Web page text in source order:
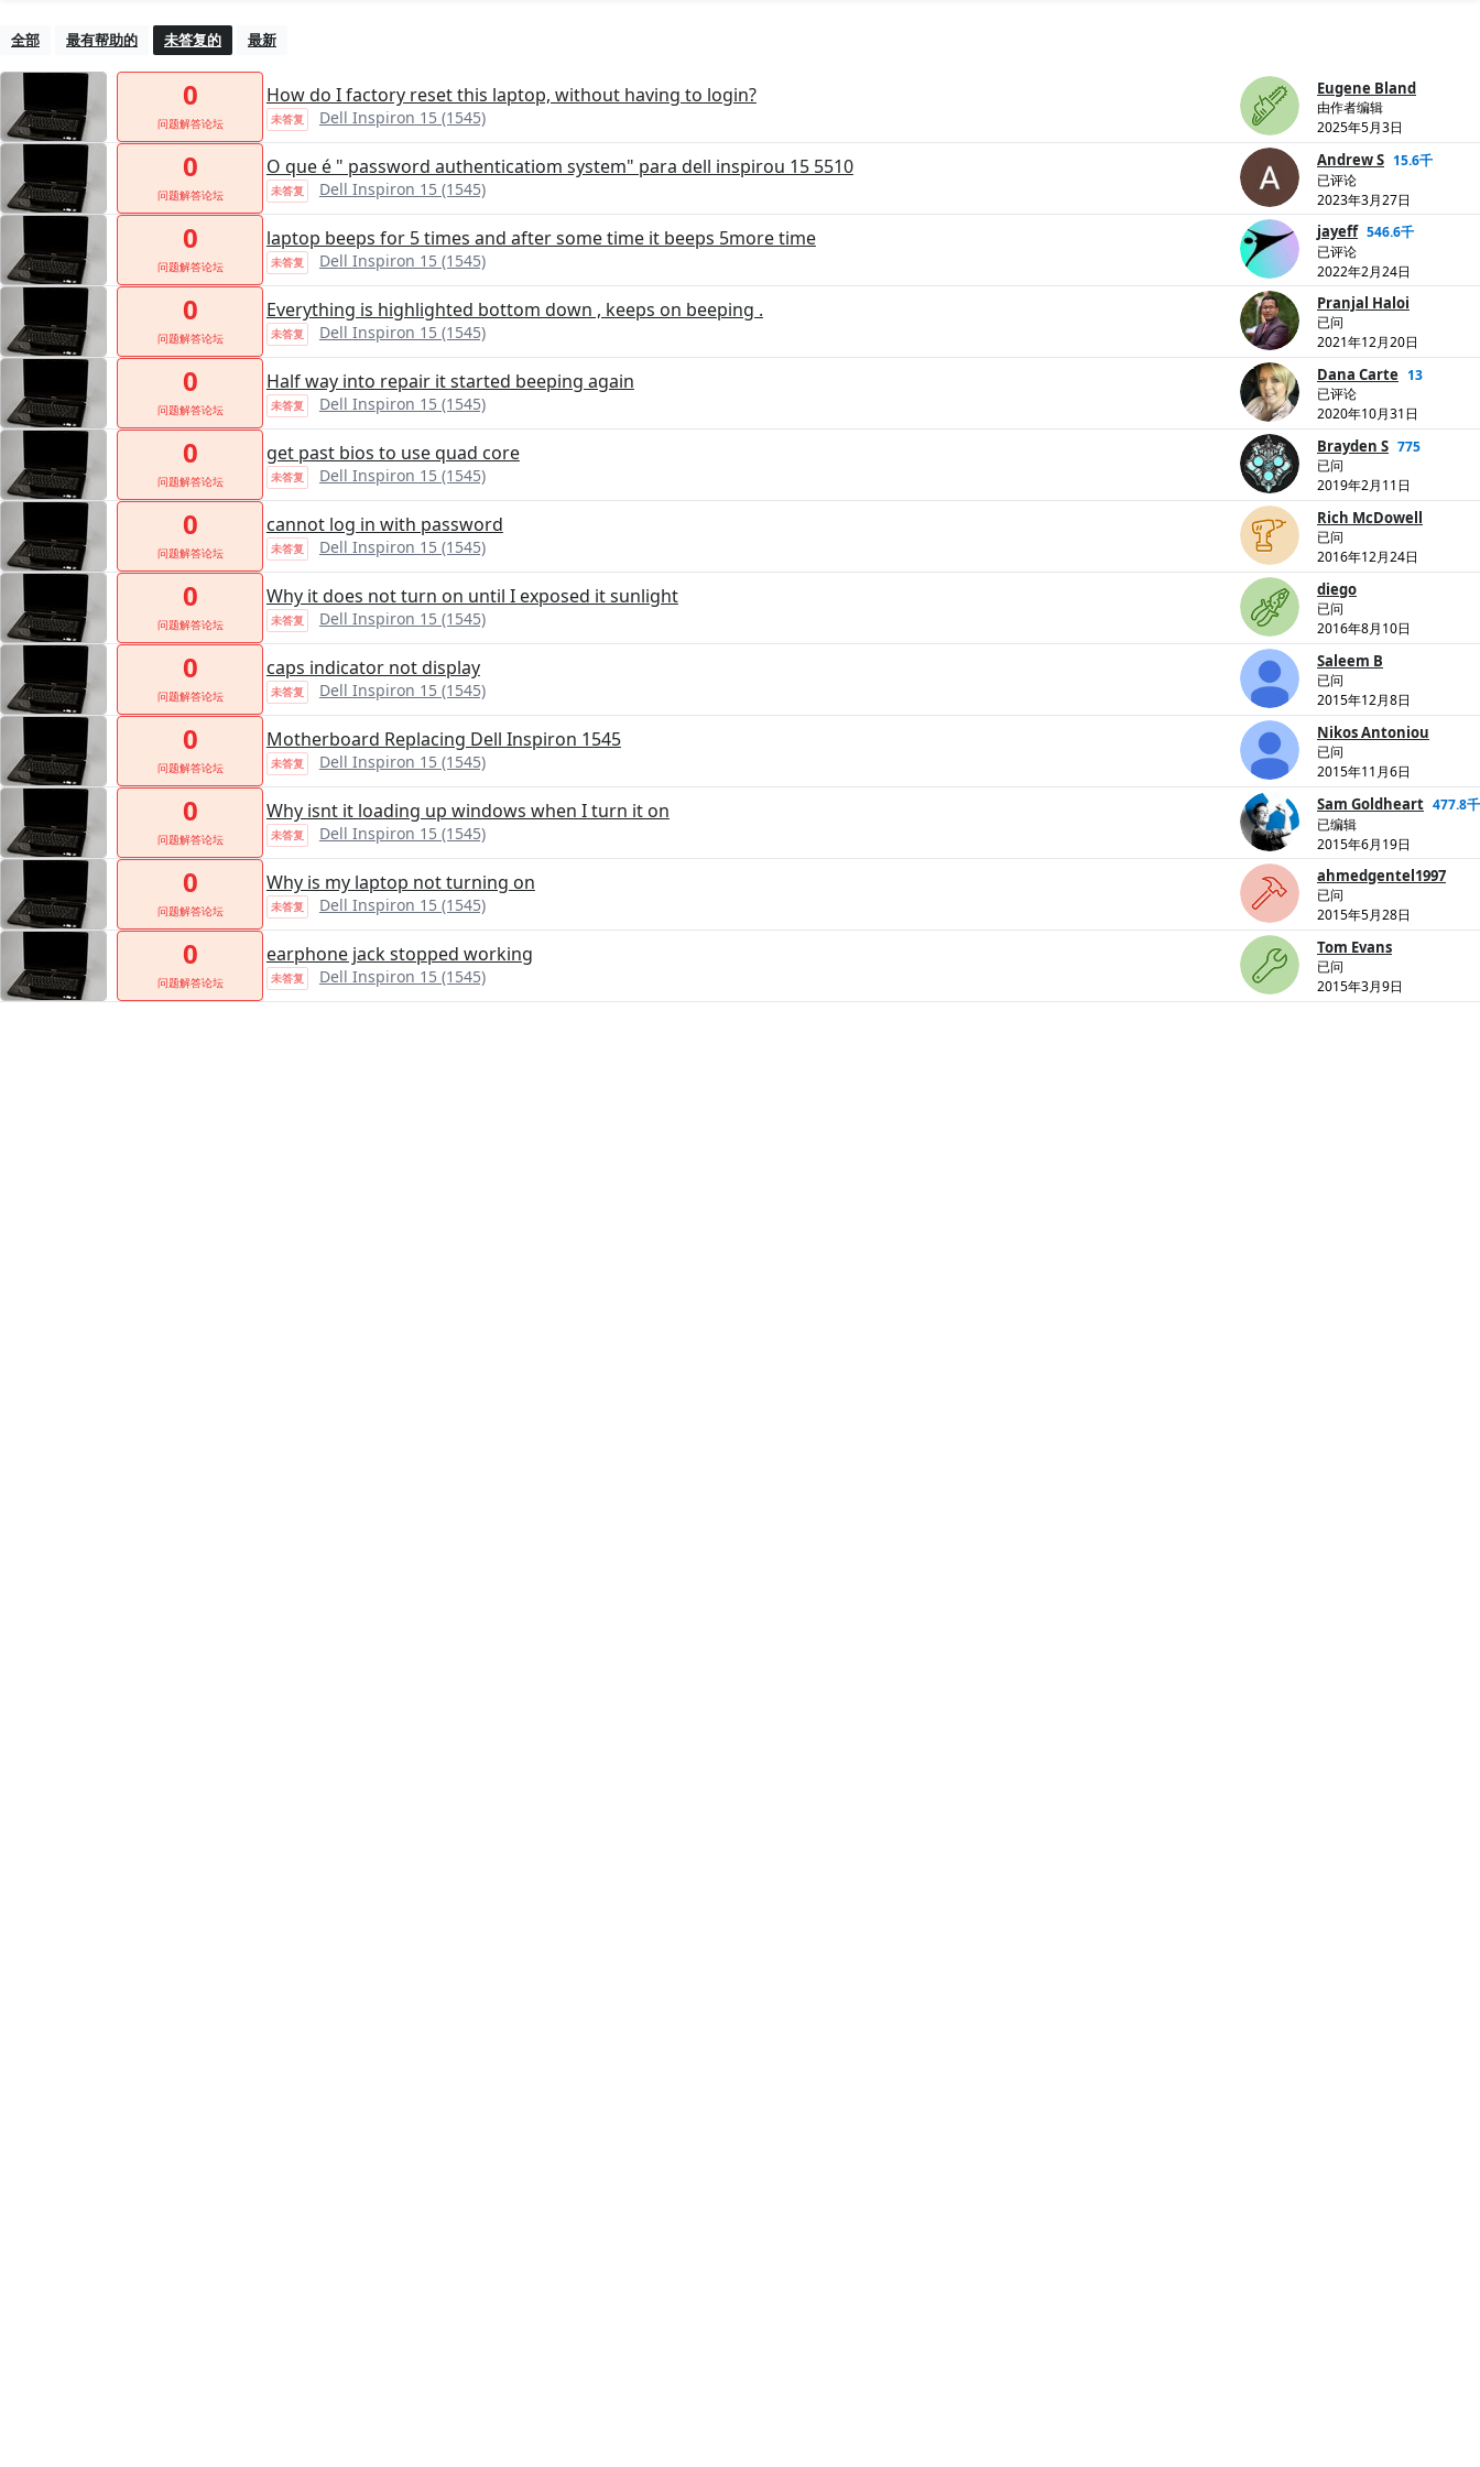
全部 最有帮助的 未答复的 最新
0
问题解答论坛
How do I factory reset this laptop, without having to login?
未答复 Dell Inspiron 15 (1545)
Eugene Bland
由作者编辑
2025年5月3日
0
问题解答论坛
O que é " password authenticatiom system" para dell inspirou 15 5510
未答复 Dell Inspiron 15 (1545)
Andrew S 15.6千
已评论
2023年3月27日
0
问题解答论坛
laptop beeps for 5 times and after some time it beeps 5more time
未答复 Dell Inspiron 15 (1545)
jayeff 546.6千
已评论
2022年2月24日
0
问题解答论坛
Everything is highlighted bottom down , keeps on beeping .
未答复 Dell Inspiron 15 (1545)
Pranjal Haloi
已问
2021年12月20日
0
问题解答论坛
Half way into repair it started beeping again
未答复 Dell Inspiron 15 (1545)
Dana Carte 13
已评论
2020年10月31日
0
问题解答论坛
get past bios to use quad core
未答复 Dell Inspiron 15 (1545)
Brayden S 775
已问
2019年2月11日
0
问题解答论坛
cannot log in with password
未答复 Dell Inspiron 15 (1545)
Rich McDowell
已问
2016年12月24日
0
问题解答论坛
Why it does not turn on until I exposed it sunlight
未答复 Dell Inspiron 15 (1545)
diego
已问
2016年8月10日
0
问题解答论坛
caps indicator not display
未答复 Dell Inspiron 15 (1545)
Saleem B
已问
2015年12月8日
0
问题解答论坛
Motherboard Replacing Dell Inspiron 1545
未答复 Dell Inspiron 15 (1545)
Nikos Antoniou
已问
2015年11月6日
0
问题解答论坛
Why isnt it loading up windows when I turn it on
未答复 Dell Inspiron 15 (1545)
Sam Goldheart 477.8千
已编辑
2015年6月19日
0
问题解答论坛
Why is my laptop not turning on
未答复 Dell Inspiron 15 (1545)
ahmedgentel1997
已问
2015年5月28日
0
问题解答论坛
earphone jack stopped working
未答复 Dell Inspiron 15 (1545)
Tom Evans
已问
2015年3月9日